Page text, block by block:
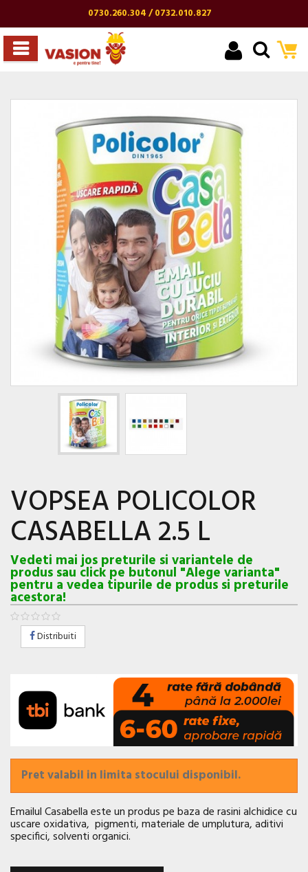
0730.260.304 / 0732.010.827
VOPSEA POLICOLOR
CASABELLA 2.5 L
Vedeti mai jos preturile si variantele de
produs sau click pe butonul "Alege varianta"
pentru a vedea tipurile de produs si preturile
acestora!
Distribuiti
Pret valabil in limita stocului disponibil.
Emailul Casabella este un produs pe baza de rasini alchidice cu
uscare oxidativa, pigmenti, materiale de umplutura, aditivi
specifici, solventi organici.